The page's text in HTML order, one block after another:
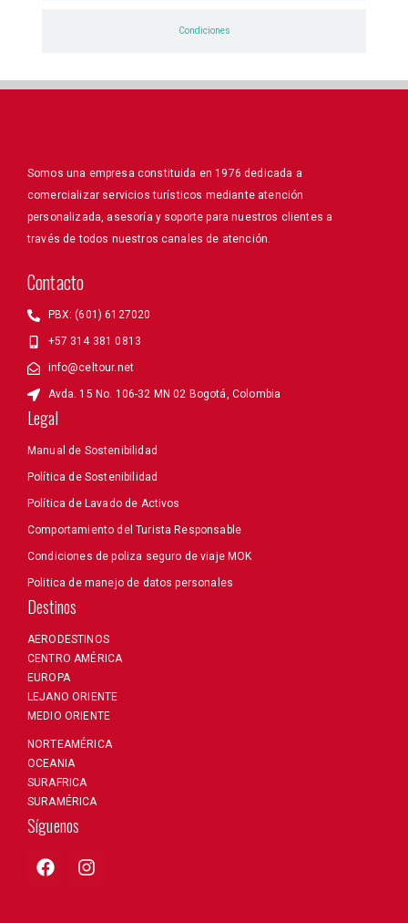
Condiciones
Somos una empresa constituida en 1976 dedicada a
comercializar servicios turísticos mediante atención
personalizada, asesoría y soporte para nuestros clientes a
través de todos nuestros canales de atención.
Contacto
PBX: (601) 6127020
+57 314 381 0813
info@celtour.net
Avda. 15 No. 106-32 MN 02 Bogotá, Colombia
Legal
Manual de Sostenibilidad
Política de Sostenibilidad
Política de Lavado de Activos
Comportamiento del Turista Responsable
Condiciones de poliza seguro de viaje MOK
Politica de manejo de datos personales
Destinos
AERODESTINOS
CENTRO AMÉRICA
EUROPA
LEJANO ORIENTE
MEDIO ORIENTE
NORTEAMÉRICA
OCEANIA
SURAFRICA
SURAMÉRICA
Síguenos